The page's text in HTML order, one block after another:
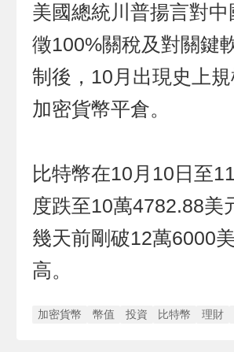
美國總統川普揚言對中
徵100%關稅及對關鍵
制後，10月出現史上
加密貨幣平倉。
比特幣在10月10日至
度跌至10萬4782.88美
幾天前剛破12萬6000
高。
加密貨幣 幣值 投資 比特幣 理財